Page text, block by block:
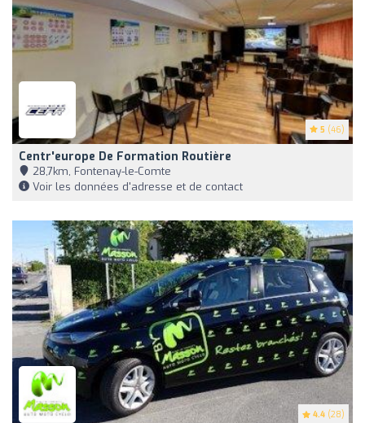
5 (46)
Centr'europe De Formation Routière
28,7km, Fontenay-le-Comte
Voir les données d'adresse et de contact
4.4 (28)